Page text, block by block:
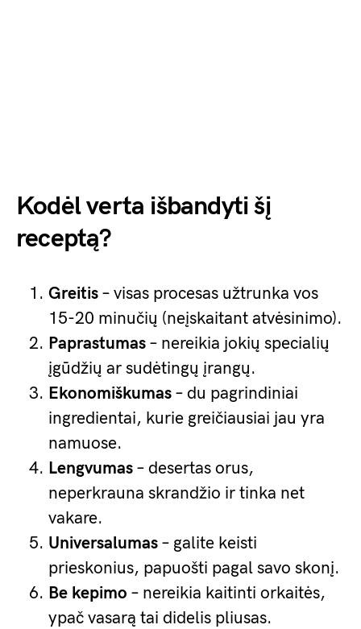
Kodėl verta išbandyti šį
receptą?
Greitis – visas procesas užtrunka vos
15-20 minučių (neįskaitant atvėsinimo).
Paprastumas – nereikia jokių specialių
įgūdžių ar sudėtingų įrangų.
Ekonomiškumas – du pagrindiniai
ingredientai, kurie greičiausiai jau yra
namuose.
Lengvumas – desertas orus,
neperkrauna skrandžio ir tinka net
vakare.
Universalumas – galite keisti
prieskonius, papuošti pagal savo skonį.
Be kepimo – nereikia kaitinti orkaitės,
ypač vasarą tai didelis pliusas.